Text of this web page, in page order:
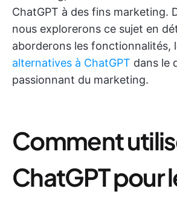
ChatGPT à des fins marketing.
nous explorerons ce sujet en
aborderons les fonctionnalités,
alternatives à ChatGPT dans le
passionnant du marketing.
Comment
ChatGPT pour